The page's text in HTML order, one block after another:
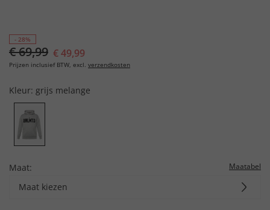
- 28%
€ 69,99 € 49,99
Prijzen inclusief BTW, excl. verzendkosten
Kleur: grijs melange
Maat: Maatabel
Maat kiezen